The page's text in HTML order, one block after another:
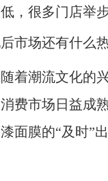
，很多门店举
场还有什么热
潮流文化的兴
费市场日益成
面膜的“及时”